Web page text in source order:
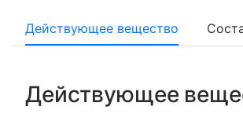
Действующее вещество
Действующее